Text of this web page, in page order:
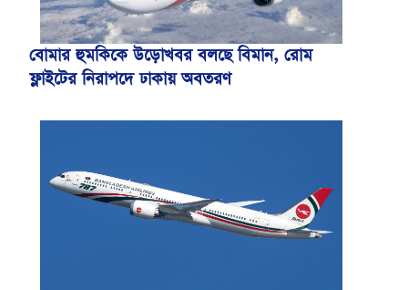
বোমার হুমকিকে উড়োখবর বলছে বিমান, রোম
ফ্লাইটের নিরাপদে ঢাকায় অবতরণ